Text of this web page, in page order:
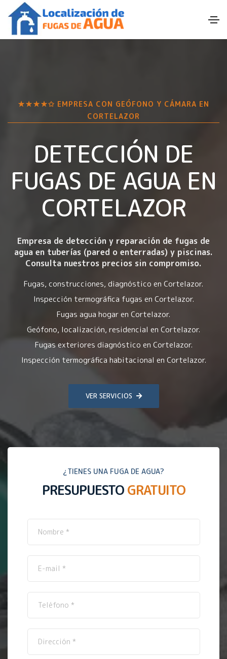
★★★★✩ EMPRESA CON GEÓFONO Y CÁMARA EN
CORTELAZOR
DETECCIÓN DE
FUGAS DE AGUA EN
CORTELAZOR
Empresa de detección y reparación de fugas de
agua en tuberías (pared o enterradas) y piscinas.
Consulta nuestros precios sin compromiso.
Fugas, construcciones, diagnóstico en Cortelazor.
Inspección termográfica fugas en Cortelazor.
Fugas agua hogar en Cortelazor.
Geófono, localización, residencial en Cortelazor.
Fugas exteriores diagnóstico en Cortelazor.
Inspección termográfica habitacional en Cortelazor.
VER SERVICIOS
¿TIENES UNA FUGA DE AGUA?
PRESUPUESTO GRATUITO